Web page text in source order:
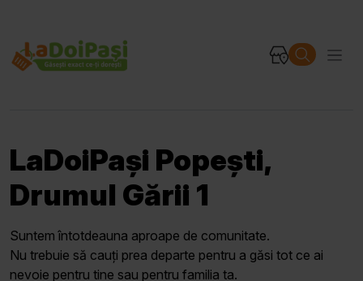
LaDoiPași Popești,
Drumul Gării 1
Suntem întotdeauna aproape de comunitate.
Nu trebuie să cauți prea departe pentru a găsi tot ce ai
nevoie pentru tine sau pentru familia ta.